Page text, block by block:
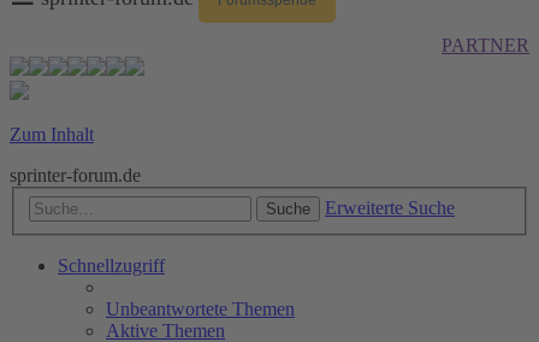
PARTNER
Zum Inhalt
sprinter-forum.de
Suche Erweiterte Suche
Schnellzugriff
Unbeantwortete Themen
Aktive Themen